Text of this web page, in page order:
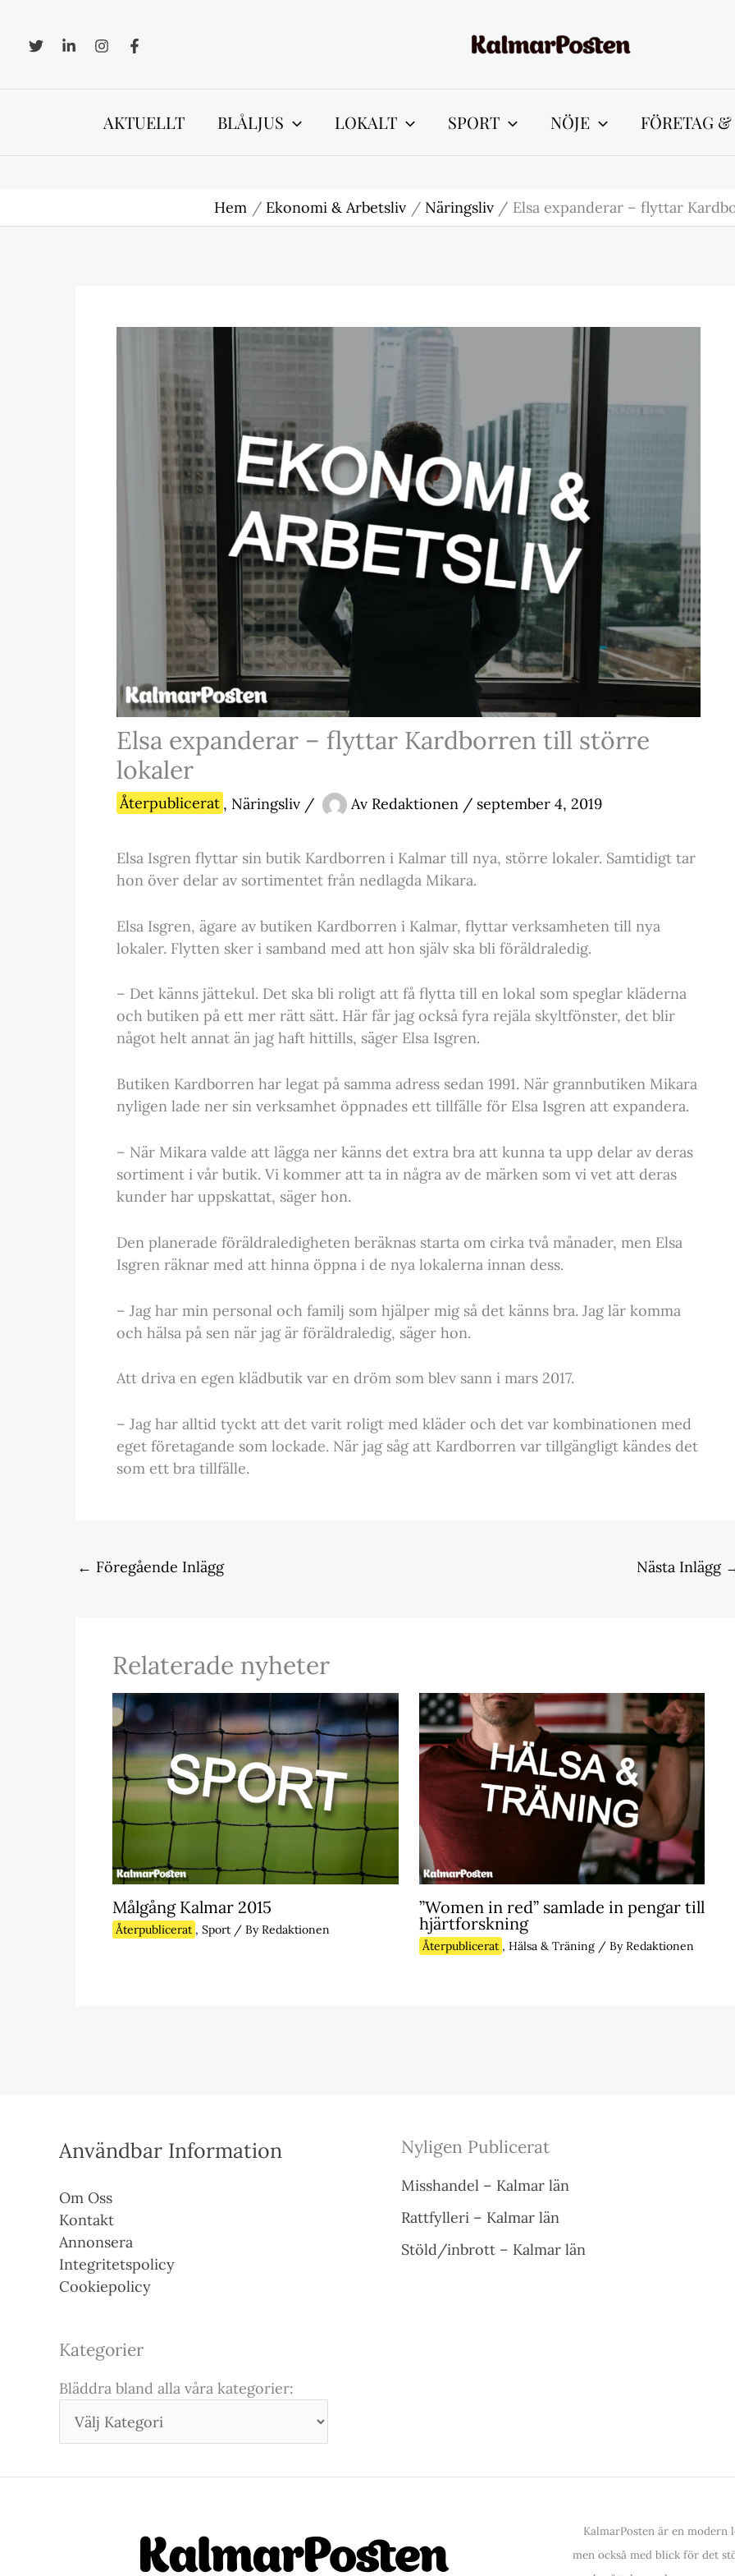
innehåll
AKTUELLT BLÅLJUS LOKALT SPORT NÖJE FÖRETAG
Hem Ekonomi & Arbetsliv Näringsliv Elsa expanderar – flyttar
Elsa expanderar – flyttar Kardborren till större
lokaler
Återpublicerat , Näringsliv / Av Redaktionen / september 4, 2019
Elsa Isgren flyttar sin butik Kardborren i Kalmar till nya, större lokaler. Samtidigt tar
hon över delar av sortimentet från nedlagda Mikara.
Elsa Isgren, ägare av butiken Kardborren i Kalmar, flyttar verksamheten till nya
lokaler. Flytten sker i samband med att hon själv ska bli föräldraledig.
– Det känns jättekul. Det ska bli roligt att få flytta till en lokal som speglar kläderna
och butiken på ett mer rätt sätt. Här får jag också fyra rejäla skyltfönster, det blir
något helt annat än jag haft hittills, säger Elsa Isgren.
Butiken Kardborren har legat på samma adress sedan 1991. När grannbutiken Mikara
nyligen lade ner sin verksamhet öppnades ett tillfälle för Elsa Isgren att expandera.
– När Mikara valde att lägga ner känns det extra bra att kunna ta upp delar av deras
sortiment i vår butik. Vi kommer att ta in några av de märken som vi vet att deras
kunder har uppskattat, säger hon.
Den planerade föräldraledigheten beräknas starta om cirka två månader, men Elsa
Isgren räknar med att hinna öppna i de nya lokalerna innan dess.
– Jag har min personal och familj som hjälper mig så det känns bra. Jag lär komma
och hälsa på sen när jag är föräldraledig, säger hon.
Att driva en egen klädbutik var en dröm som blev sann i mars 2017.
– Jag har alltid tyckt att det varit roligt med kläder och det var kombinationen med
eget företagande som lockade. När jag såg att Kardborren var tillgängligt kändes det
som ett bra tillfälle.
← Föregående Inlägg Nästa Inlägg
Relaterade nyheter
Målgång Kalmar 2015
Återpublicerat , Sport / ByRedaktionen
”Women in red” samlade in pengar till
hjärtforskning
Återpublicerat , Hälsa & Träning/ ByRedaktionen
Användbar Information
Om Oss
Kontakt
Annonsera
Integritetspolicy
Cookiepolicy
Kategorier
Bläddra bland alla våra kategorier:
Nyligen Publicerat
Misshandel – Kalmar län
Rattfylleri – Kalmar län
Stöld/inbrott – Kalmar län
KalmarPosten är en modern
men också med blick för det